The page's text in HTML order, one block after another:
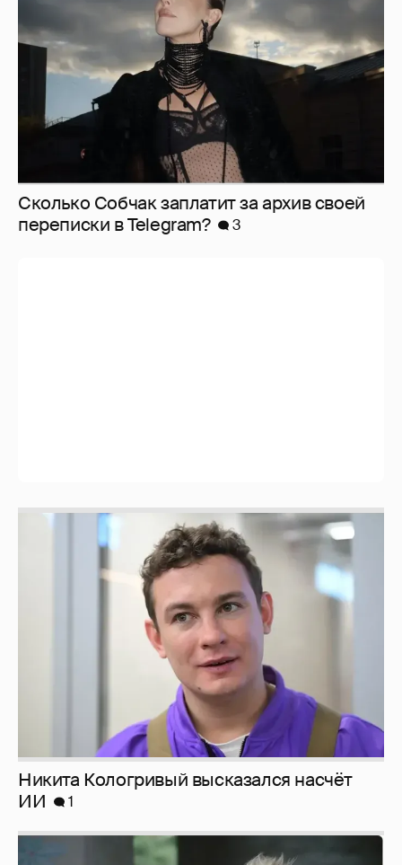
Сколько Собчак заплатит за архив своей
перeписки в Telegram?
3
Никита Кологривый высказался насчёт